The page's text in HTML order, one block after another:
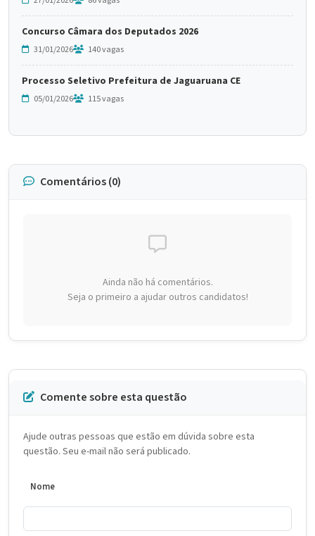
Concurso Câmara dos Deputados 2026
31/01/2026 140 vagas
Processo Seletivo Prefeitura de Jaguaruana CE
05/01/2026 115 vagas
Comentários (0)
Ainda não há comentários.
Seja o primeiro a ajudar outros candidatos!
Comente sobre esta questão
Ajude outras pessoas que estão em dúvida sobre esta
questão. Seu e-mail não será publicado.
Nome